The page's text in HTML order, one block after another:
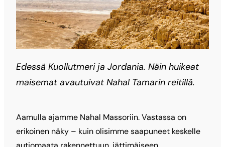
Edessä Kuollutmeri ja Jordania. Näin huikeat
maisemat avautuivat Nahal Tamarin reitillä.
Aamulla ajamme Nahal Massoriin. Vastassa on
erikoinen näky – kuin olisimme saapuneet keskelle